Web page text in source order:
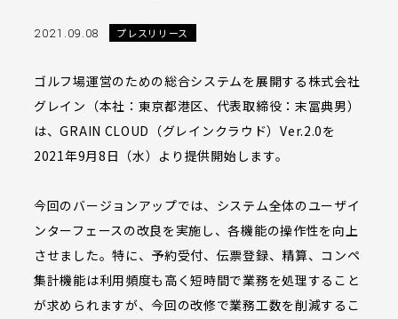
2021.09.08 プレスリリース
ゴルフ場運営のための総合システムを展開する株式会社
グレイン（本社：東京都港区、代表取締役：末冨典男）
は、GRAIN CLOUD（グレインクラウド）Ver.2.0を
2021年9月8日（水）より提供開始します。
今回のバージョンアップでは、システム全体のユーザイ
ンターフェースの改良を実施し、各機能の操作性を向上
させました。特に、予約受付、伝票登録、精算、コンペ
集計機能は利用頻度も高く短時間で業務を処理すること
が求められますが、今回の改修で業務工数を削減するこ